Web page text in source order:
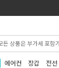
에어컨 장갑 전선